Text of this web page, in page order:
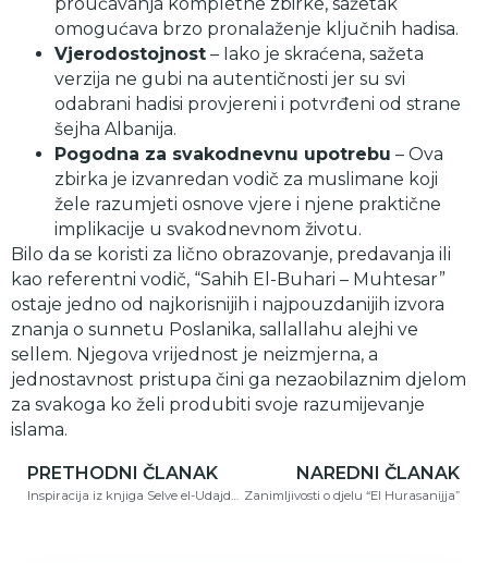
omogućava brzo pronalaženje ključnih hadisa.
Vjerodostojnost – Iako je skraćena, sažeta
verzija ne gubi na autentičnosti jer su svi
odabrani hadisi provjereni i potvrđeni od strane
šejha Albanija.
Pogodna za svakodnevnu upotrebu – Ova
zbirka je izvanredan vodič za muslimane koji
žele razumjeti osnove vjere i njene praktične
implikacije u svakodnevnom životu.
Bilo da se koristi za lično obrazovanje, predavanja ili
kao referentni vodič, “Sahih El-Buhari – Muhtesar”
ostaje jedno od najkorisnijih i najpouzdanijih izvora
znanja o sunnetu Poslanika, sallallahu alejhi ve
sellem. Njegova vrijednost je neizmjerna, a
jednostavnost pristupa čini ga nezaobilaznim djelom
za svakoga ko želi produbiti svoje razumijevanje
islama.
PRETHODNI ČLANAK NAREDNI ČLANAK
Zanimljivosti o djelu “El Hurasanijja”